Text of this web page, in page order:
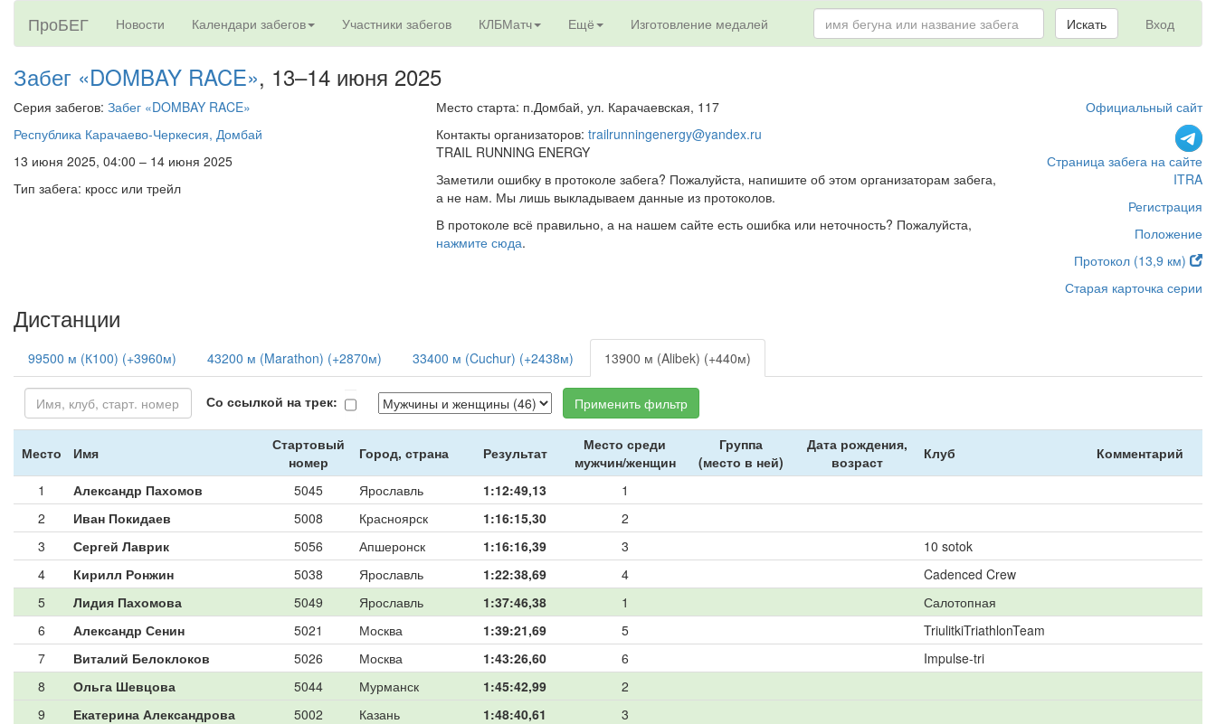
ПроБЕГ Новости Календари забегов Участники забегов КЛБМатч Ещё Изготовление медалей Вход
Искать
Забег «DOMBAY RACE», 13–14 июня 2025
Серия забегов: Забег «DOMBAY RACE»
Республика Карачаево-Черкесия, Домбай
13 июня 2025, 04:00 – 14 июня 2025
Тип забега: кросс или трейл
Место старта: п.Домбай, ул. Карачаевская, 117
Контакты организаторов: trailrunningenergy@yandex.ru
TRAIL RUNNING ENERGY
Заметили ошибку в протоколе забега? Пожалуйста, напишите об этом организаторам забега,
а не нам. Мы лишь выкладываем данные из протоколов.
В протоколе всё правильно, а на нашем сайте есть ошибка или неточность? Пожалуйста,
нажмите сюда.
Официальный сайт
Страница забега на сайте
ITRA
Регистрация
Положение
Протокол (13,9 км)
Старая карточка серии
Дистанции
99500 м (К100) (+3960м) 43200 м (Marathon) (+2870м) 33400 м (Cuchur) (+2438м) 13900 м (Alibek) (+440м)
Со ссылкой на трек: Применить фильтр
Место Имя
Стартовый
номер
Город, страна Результат
Место среди
мужчин/женщин
Группа
(место в ней)
Дата рождения,
возраст
Клуб Комментарий
1 Александр Пахомов 5045 Ярославль 1:12:49,13
1
2
Иван Покидаев 5008 Красноярск 1:16:15,30
2
3
Сергей Лаврик 5056 Апшеронск 1:16:16,39 3
10 sotok
4
Кирилл Ронжин 5038 Ярославль 1:22:38,69 4
Cadenced Crew
5
Лидия Пахомова 5049 Ярославль 1:37:46,38 1
Салотопная
6
Александр Сенин 5021 Москва 1:39:21,69 5
TriulitkiTriathlonTeam
7
Виталий Белоклоков 5026 Москва 1:43:26,60 6
Impulse-tri
8
Ольга Шевцова 5044 Мурманск 1:45:42,99
2
9
Екатерина Александрова 5002 Казань 1:48:40,61
3